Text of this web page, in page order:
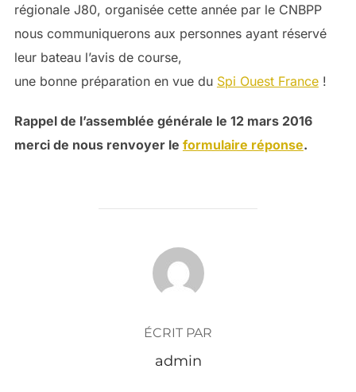
régionale J80, organisée cette année par le CNBPP
nous communiquerons aux personnes ayant réservé
leur bateau l’avis de course,
une bonne préparation en vue du Spi Ouest France!
Rappel de l’assemblée générale le 12 mars 2016
merci de nous renvoyer le formulaire réponse.
AUTEUR DE LA PUBLICATION
ÉCRIT PAR
admin